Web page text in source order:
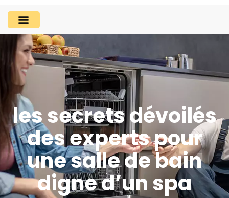
les secrets dévoilés
des experts pour
une salle de bain
digne d’un spa